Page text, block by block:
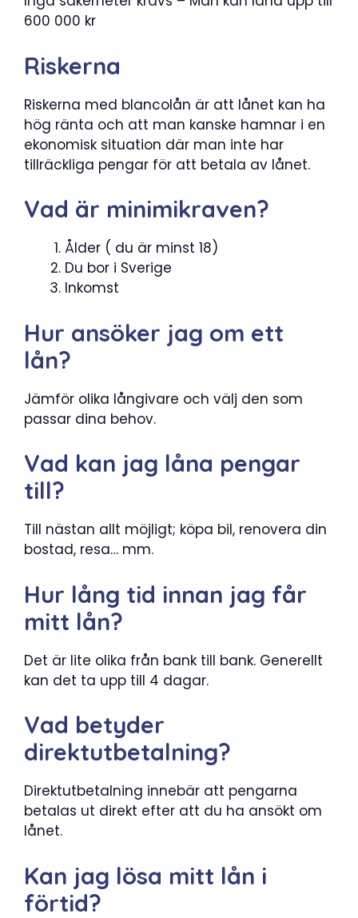
600 000 kr
Riskerna
Riskerna med blancolån är att lånet kan ha
hög ränta och att man kanske hamnar i en
ekonomisk situation där man inte har
tillräckliga pengar för att betala av lånet.
Vad är minimikraven?
Ålder ( du är minst 18)
Du bor i Sverige
Inkomst
Hur ansöker jag om ett
lån?
Jämför olika långivare och välj den som
passar dina behov.
Vad kan jag låna pengar
till?
Till nästan allt möjligt; köpa bil, renovera din
bostad, resa… mm.
Hur lång tid innan jag får
mitt lån?
Det är lite olika från bank till bank. Generellt
kan det ta upp till 4 dagar.
Vad betyder
direktutbetalning?
Direktutbetalning innebär att pengarna
betalas ut direkt efter att du ha ansökt om
lånet.
Kan jag lösa mitt lån i
förtid?